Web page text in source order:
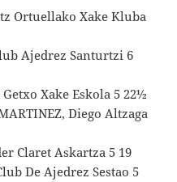
Ortuellako Xake Kluba
Ajedrez Santurtzi 6
Xake Eskola 5 22½
Diego Altzaga
Claret Askartza 5 19
De Ajedrez Sestao 5